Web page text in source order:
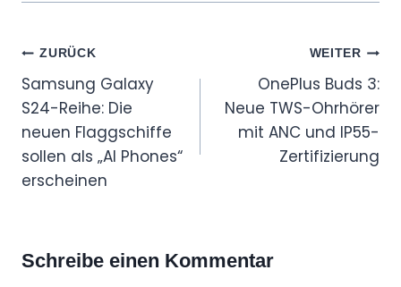
Beitragsnavigation
ZURÜCK
Samsung Galaxy
S24-Reihe: Die
neuen Flaggschiffe
sollen als „AI Phones“
erscheinen
WEITER
OnePlus Buds 3:
Neue TWS-Ohrhörer
mit ANC und IP55-
Zertifizierung
Schreibe einen Kommentar